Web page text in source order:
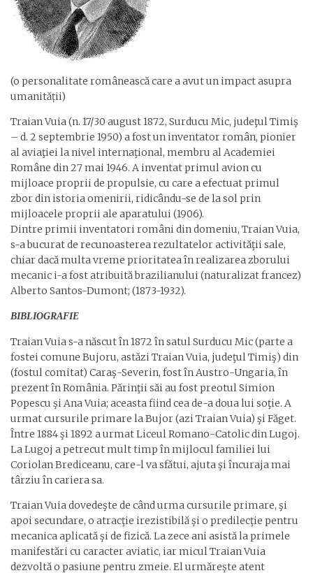
(o personalitate românească care a avut un impact asupra
umanității)
Traian Vuia (n. 17/30 august 1872, Surducu Mic, judeţul Timiş
– d. 2 septembrie 1950) a fost un inventator român, pionier
al aviaţiei la nivel internaţional, membru al Academiei
Române din 27 mai 1946. A inventat primul avion cu
mijloace proprii de propulsie, cu care a efectuat primul
zbor din istoria omenirii, ridicându-se de la sol prin
mijloacele proprii ale aparatului (1906).
Dintre primii inventatori români din domeniu, Traian Vuia,
s-a bucurat de recunoasterea rezultatelor activităţii sale,
chiar dacă multa vreme prioritatea în realizarea zborului
mecanic i-a fost atribuită brazilianului (naturalizat francez)
Alberto Santos-Dumont; (1873-1932).
BIBLIOGRAFIE
Traian Vuia s-a născut în 1872 în satul Surducu Mic (parte a
fostei comune Bujoru, astăzi Traian Vuia, judeţul Timiş) din
(fostul comitat) Caraş-Severin, fost în Austro-Ungaria, în
prezent în România. Părinţii săi au fost preotul Simion
Popescu şi Ana Vuia; aceasta fiind cea de-a doua lui soţie. A
urmat cursurile primare la Bujor (azi Traian Vuia) şi Făget.
Între 1884 şi 1892 a urmat Liceul Romano-Catolic din Lugoj.
La Lugoj a petrecut mult timp în mijlocul familiei lui
Coriolan Brediceanu, care-l va sfătui, ajuta şi încuraja mai
târziu în cariera sa.
Traian Vuia dovedeşte de când urma cursurile primare, şi
apoi secundare, o atracţie irezistibilă şi o predilecţie pentru
mecanica aplicată şi de fizică. La zece ani asistă la primele
manifestări cu caracter aviatic, iar micul Traian Vuia
dezvoltă o pasiune pentru zmeie. El urmăreşte atent